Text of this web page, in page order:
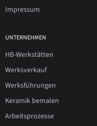
Impressum
UNTERNEHMEN
HB-Werkstätten
Werksverkauf
Werksführungen
Keramik bemalen
Arbeitsprozesse